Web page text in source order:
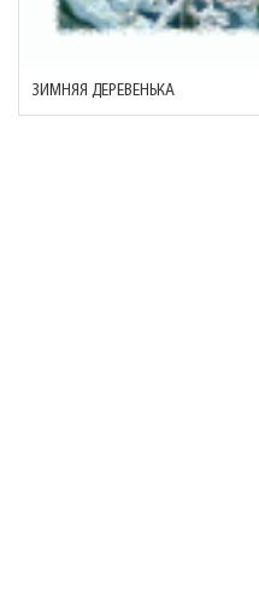
ЗИМНЯЯ ДЕРЕВЕНЬКА